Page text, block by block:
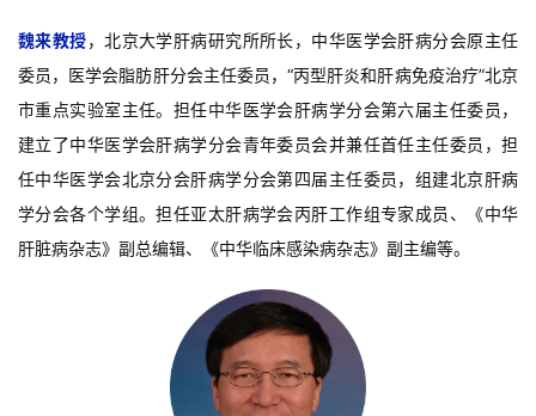
魏来教授，北京大学肝病研究所所长，中华医学会肝病分会原主任
委员，医学会脂肪肝分会主任委员，“丙型肝炎和肝病免疫治疗”北京
市重点实验室主任。担任中华医学会肝病学分会第六届主任委员，
建立了中华医学会肝病学分会青年委员会并兼任首任主任委员，担
任中华医学会北京分会肝病学分会第四届主任委员，组建北京肝病
学分会各个学组。担任亚太肝病学会丙肝工作组专家成员、《中华
肝脏病杂志》副总编辑、《中华临床感染病杂志》副主编等。